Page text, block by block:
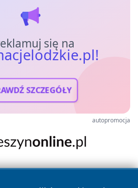
się na
SZCZEGÓŁY
autopromocja